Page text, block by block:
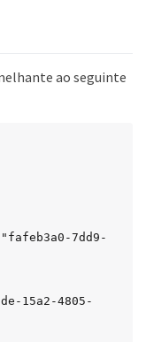
ao seguinte